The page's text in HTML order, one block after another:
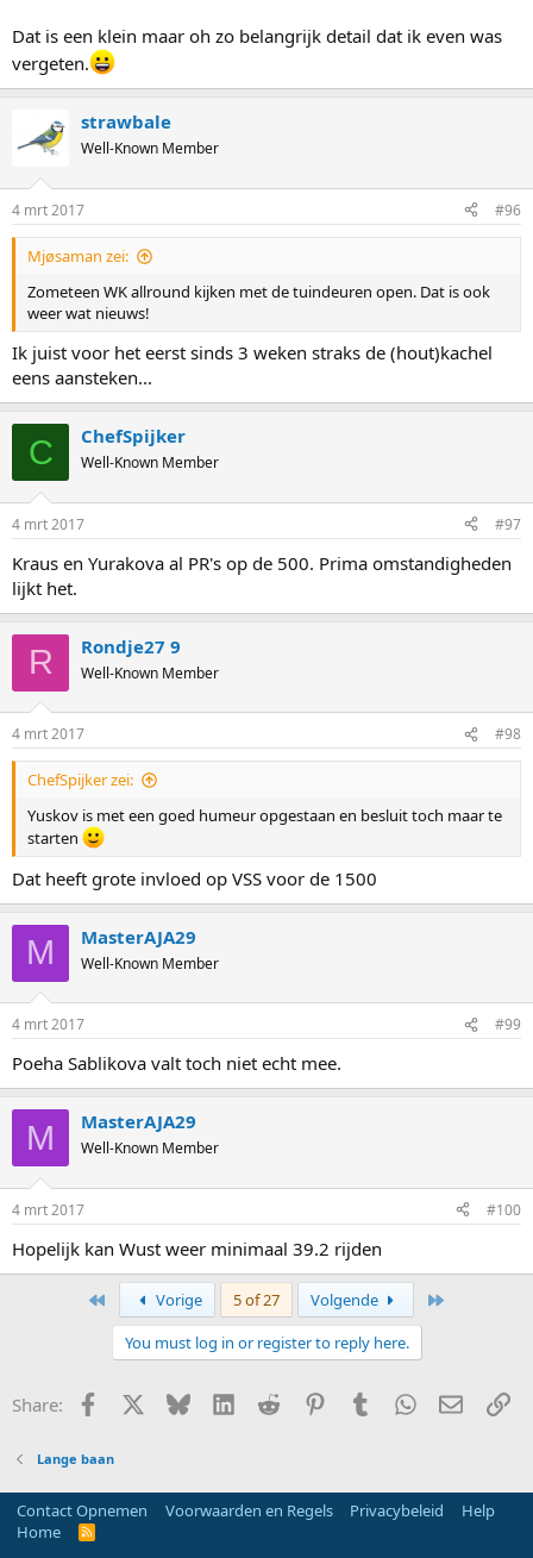
Dat is een klein maar oh zo belangrijk detail dat ik even was
vergeten.
strawbale
Well-Known Member
4 mrt 2017 #96
Mjøsaman zei:
Zometeen WK allround kijken met de tuindeuren open. Dat is ook
weer wat nieuws!
Ik juist voor het eerst sinds 3 weken straks de (hout)kachel
eens aansteken...
C ChefSpijker
Well-Known Member
4 mrt 2017 #97
Kraus en Yurakova al PR's op de 500. Prima omstandigheden
lijkt het.
R Rondje27 9
Well-Known Member
4 mrt 2017 #98
ChefSpijker zei:
Yuskov is met een goed humeur opgestaan en besluit toch maar te
starten
Dat heeft grote invloed op VSS voor de 1500
M MasterAJA29
Well-Known Member
4 mrt 2017 #99
Poeha Sablikova valt toch niet echt mee.
M MasterAJA29
Well-Known Member
4 mrt 2017 #100
Hopelijk kan Wust weer minimaal 39.2 rijden
Vorige 5 of 27 Volgende
You must log in or register to reply here.
Share: Facebook Bluesky LinkedInReddit PinterestTumblrWhatsApp
E-mail
Lange baan
Contact Opnemen Voorwaarden en Regels Privacybeleid
Help
Home
R